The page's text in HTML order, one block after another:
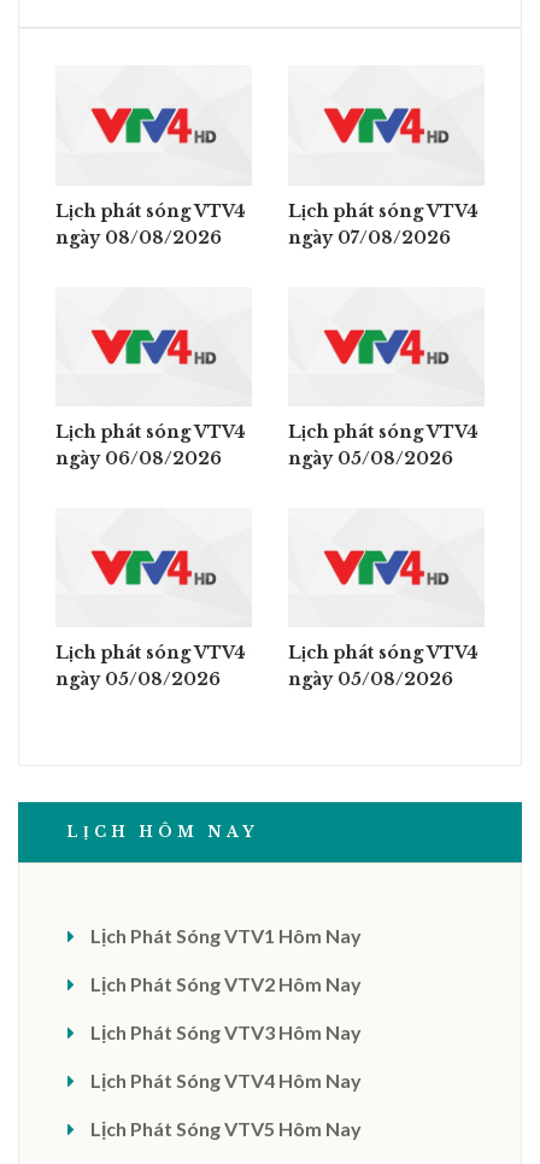
Lịch phát sóng VTV4
ngày 08/08/2026
Lịch phát sóng VTV4
ngày 07/08/2026
Lịch phát sóng VTV4
ngày 06/08/2026
Lịch phát sóng VTV4
ngày 05/08/2026
Lịch phát sóng VTV4
ngày 05/08/2026
Lịch phát sóng VTV4
ngày 05/08/2026
LỊCH HÔM NAY
Lịch Phát Sóng VTV1 Hôm Nay
Lịch Phát Sóng VTV2 Hôm Nay
Lịch Phát Sóng VTV3 Hôm Nay
Lịch Phát Sóng VTV4 Hôm Nay
Lịch Phát Sóng VTV5 Hôm Nay